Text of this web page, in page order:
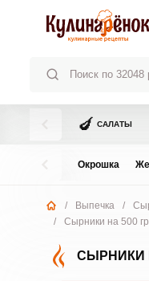
🍆 САЛАТЫ
Окрошка
/ Выпечка /
/
Сырники на 500
СЫРНИКИ